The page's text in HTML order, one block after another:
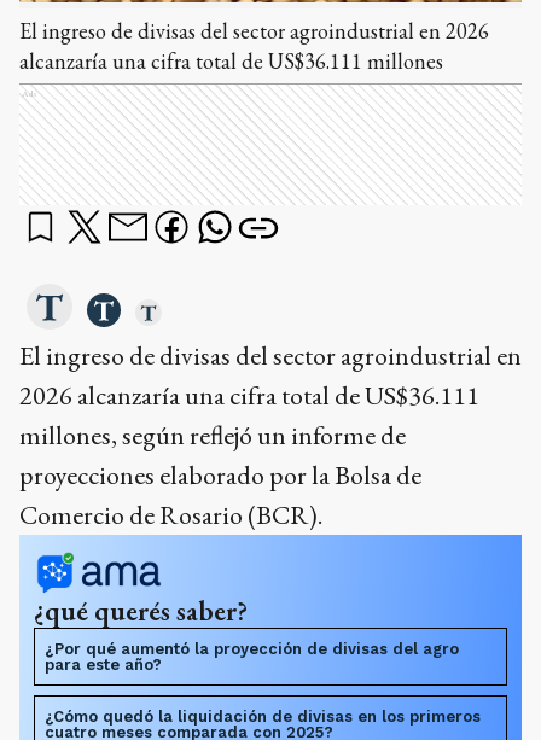
El ingreso de divisas del sector agroindustrial en 2026
alcanzaría una cifra total de US$36.111 millones
Ads
El ingreso de divisas del sector agroindustrial en
2026 alcanzaría una cifra total de US$36.111
millones, según reflejó un informe de
proyecciones elaborado por la Bolsa de
Comercio de Rosario (BCR).
¿qué querés saber?
¿Por qué aumentó la proyección de divisas del agro
para este año?
¿Cómo quedó la liquidación de divisas en los primeros
cuatro meses comparada con 2025?